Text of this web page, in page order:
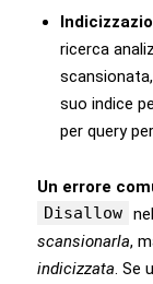
ricerca
suo indice
per query
Un errore
Disallow nel
scansionarla,
indicizzata .